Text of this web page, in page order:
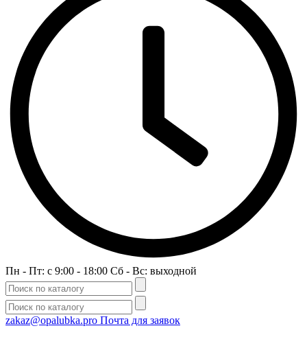
Пн - Пт: c 9:00 - 18:00 Сб - Вс: выходной
zakaz@opalubka.pro Почта для заявок